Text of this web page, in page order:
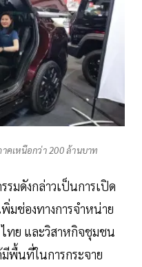
คเหนือกว่า 200 ล้านบาท
รมดังกล่าวเป็นการเปิด
มช่องทางการจำหน่าย
ทย และวิสาหกิจชุมชน
มีพื้นที่ในการกระจาย